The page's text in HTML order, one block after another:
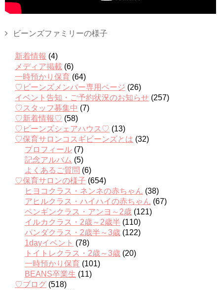
ビーンズファミリーの様子
新着情報 (4)
メディア掲載 (6)
一時預かり保育 (64)
♡ビーンズメンバー専用ページ (26)
イベント告知・ご予約状況のお知らせ (257)
♡スタッフ募集中 (7)
♡新着情報♡ (58)
♡ビーンズシェアハウス♡ (13)
♡保育サロンコスギビーンズとは (32)
プロフィール (7)
記念アルバム (5)
よくあるご質問 (6)
♡保育サロンの様子 (654)
ヒヨコクラス・ネンネの赤ちゃん (38)
アヒルクラス・ハイハイの赤ちゃん (67)
ペンギンクラス・アンヨ～2歳 (121)
イルカクラス・2歳～2歳半 (110)
パンダクラス・2歳半～3歳 (122)
1dayイベント (78)
トイトレクラス・2歳～3歳 (20)
一時預かり保育 (101)
BEANS卒業生 (11)
♡ブログ (518)